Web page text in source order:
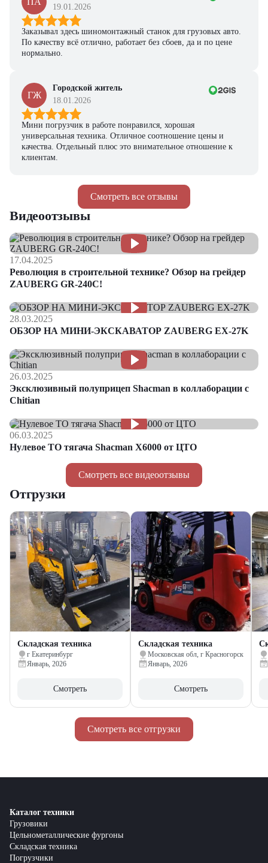
Смотреть все отзывы
19.01.2026
Заказывал здесь шиномонтажный станок для грузовых авто.
По качеству всё отлично, работает без сбоев, да и по цене
нормально.
ГЖ
Городской житель
18.01.2026
Мини погрузчик в работе понравился, хорошая
универсальная техника. Отличное соотношение цены и
качества. Отдельный плюс это внимательное отношение к
клиентам.
Смотреть все видеоотзывы
Видеоотзывы
17.04.2025
Революция в строительной технике? Обзор на грейдер
ZAUBERG GR-240C!
28.03.2025
ОБЗОР НА МИНИ-ЭКСКАВАТОР ZAUBERG EX-27K
26.03.2025
Эксклюзивный полуприцеп Shacman в коллаборации с
Chitian
06.03.2025
Нулевое ТО тягача Shacman Х6000 от ЦТО
Смотреть все отгрузки
Отгрузки
Складская техника
г Екатеринбург
Январь, 2026
Смотреть
Складская техника
Московская обл, г Красногорск
Январь, 2026
Смотреть
Каталог техники
Грузовики
Цельнометаллические фургоны
Складская техника
Погрузчики